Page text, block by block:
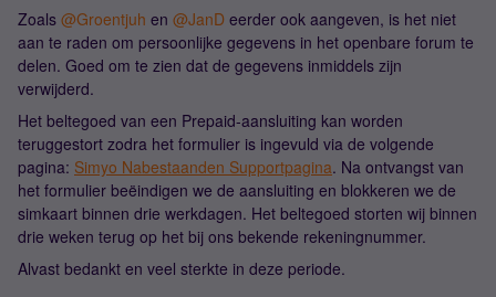
Zoals ​ @Groentjuh en ​ @JanD eerder ook aangeven, is het niet
aan te raden om persoonlijke gegevens in het openbare forum te
delen. Goed om te zien dat de gegevens inmiddels zijn
verwijderd.
Het beltegoed van een Prepaid-aansluiting kan worden
teruggestort zodra het formulier is ingevuld via de volgende
pagina: Simyo Nabestaanden Supportpagina. Na ontvangst van
het formulier beëindigen we de aansluiting en blokkeren we de
simkaart binnen drie werkdagen. Het beltegoed storten wij binnen
drie weken terug op het bij ons bekende rekeningnummer.
Alvast bedankt en veel sterkte in deze periode.